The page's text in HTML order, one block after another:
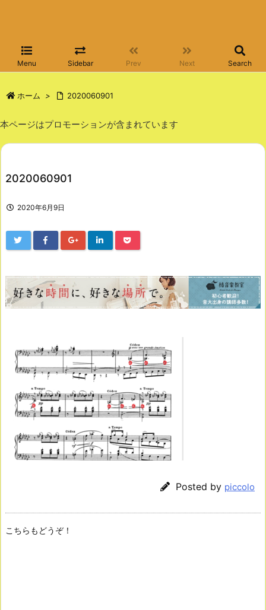
Menu Sidebar Prev Next Search
ホーム > 2020060901
本ページはプロモーションが含まれています
2020060901
2020年6月9日
Posted by piccolo
こちらもどうぞ！